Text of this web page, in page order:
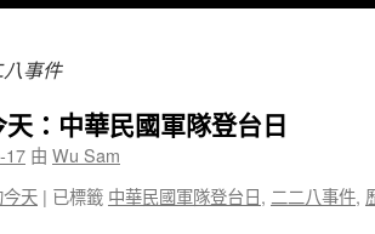
事件
：中華民國軍隊登台日
17 由 Wu Sam
天 | 已標籤 中華民國軍隊登台日, 二二八事件,